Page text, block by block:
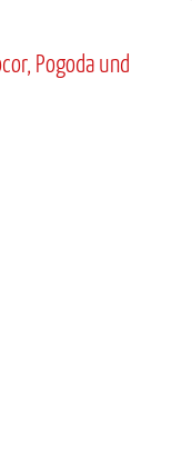
Pogoda und